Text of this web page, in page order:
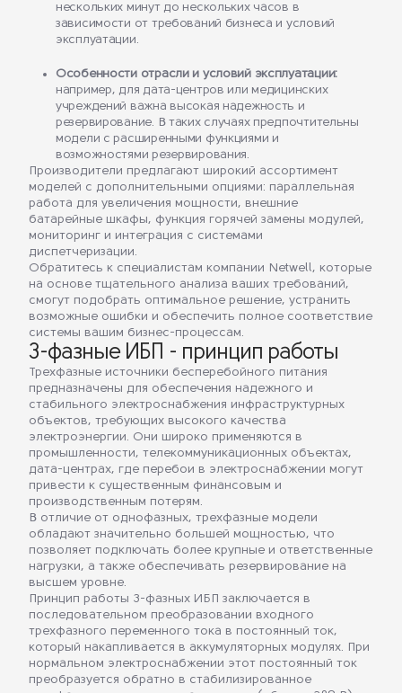
нескольких минут до нескольких часов в
зависимости от требований бизнеса и условий
эксплуатации.
Особенности отрасли и условий эксплуатации:
например, для дата-центров или медицинских
учреждений важна высокая надежность и
резервирование. В таких случаях предпочтительны
модели с расширенными функциями и
возможностями резервирования.
Производители предлагают широкий ассортимент
моделей с дополнительными опциями: параллельная
работа для увеличения мощности, внешние
батарейные шкафы, функция горячей замены модулей,
мониторинг и интеграция с системами
диспетчеризации.
Обратитесь к специалистам компании Netwell, которые
на основе тщательного анализа ваших требований,
смогут подобрать оптимальное решение, устранить
возможные ошибки и обеспечить полное соответствие
системы вашим бизнес-процессам.
3-фазные ИБП - принцип работы
Трехфазные источники бесперебойного питания
предназначены для обеспечения надежного и
стабильного электроснабжения инфраструктурных
объектов, требующих высокого качества
электроэнергии. Они широко применяются в
промышленности, телекоммуникационных объектах,
дата-центрах, где перебои в электроснабжении могут
привести к существенным финансовым и
производственным потерям.
В отличие от однофазных, трехфазные модели
обладают значительно большей мощностью, что
позволяет подключать более крупные и ответственные
нагрузки, а также обеспечивать резервирование на
высшем уровне.
Принцип работы 3-фазных ИБП заключается в
последовательном преобразовании входного
трехфазного переменного тока в постоянный ток,
который накапливается в аккумуляторных модулях. При
нормальном электроснабжении этот постоянный ток
преобразуется обратно в стабилизированное